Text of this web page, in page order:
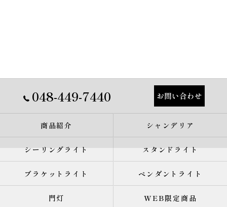
048-449-7440 お問い合わせ
商品紹介 シャンデリア
シーリングライト スタンドライト
ブラケットライト ペンダントライト
門灯 WEB限定商品